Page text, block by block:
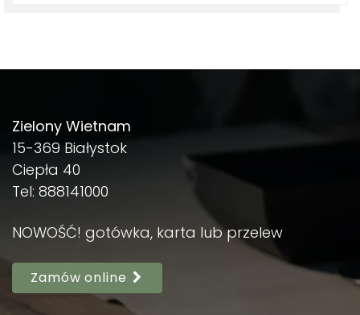
Zielony Wietnam
15-369 Białystok
Ciepła 40
Tel: 888141000
NOWOŚĆ! gotówka, karta lub przelew
Zamów online